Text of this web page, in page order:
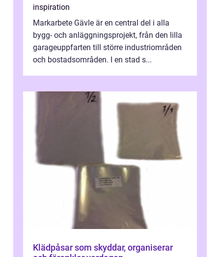
inspiration
Markarbete Gävle är en central del i alla
bygg- och anläggningsprojekt, från den lilla
garageuppfarten till större industriområden
och bostadsområden. I en stad s...
Klädpåsar som skyddar, organiserar